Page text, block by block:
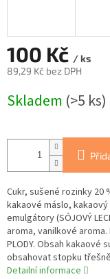
100 Kč / ks
89,29 Kč bez DPH
cena:
Skladem (>5 ks)
Cukr, sušené rozinky 20
kakaové máslo,
emulgátory (SÓJOVÝ
aroma, vanilkové aroma.
PLODY. Obsah kakaové
obsahovat stopku
Detailní informace